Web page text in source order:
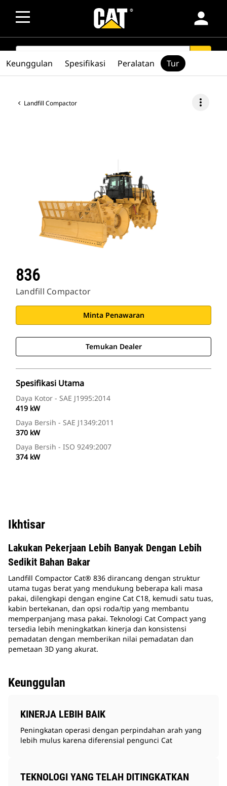
person
SEARCH
Landfill Compactor more_vert
836
Landfill Compactor
Minta Penawaran
Temukan Dealer
Spesifikasi Utama
Daya Kotor - SAE J1995:2014
419 kW
Daya Bersih - SAE J1349:2011
370 kW
Daya Bersih - ISO 9249:2007
374 kW
Keunggulan Spesifikasi Peralatan Tur
Ikhtisar
Lakukan Pekerjaan Lebih Banyak Dengan Lebih
Sedikit Bahan Bakar
Landfill Compactor Cat® 836 dirancang dengan struktur
utama tugas berat yang mendukung beberapa kali masa
pakai, dilengkapi dengan engine Cat C18, kemudi satu tuas,
kabin bertekanan, dan opsi roda/tip yang membantu
memperpanjang masa pakai. Teknologi Cat Compact yang
tersedia lebih meningkatkan kinerja dan konsistensi
pemadatan dengan memberikan nilai pemadatan dan
pemetaan 3D yang akurat.
Keunggulan
KINERJA LEBIH BAIK
Peningkatan operasi dengan perpindahan arah yang
lebih mulus karena diferensial pengunci Cat
TEKNOLOGI YANG TELAH DITINGKATKAN